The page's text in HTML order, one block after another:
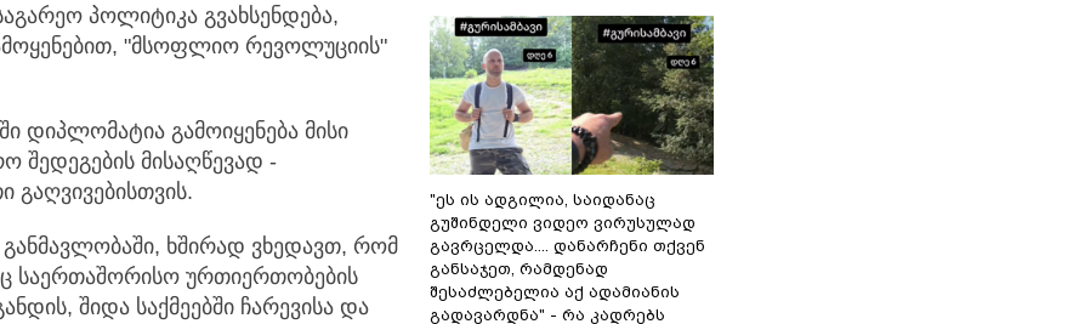
პოლიტიკა გვახსენდება,
"მსოფლიო რევოლუციის"
დიპლომატია გამოიყენება მისი
შედეგების მისაღწევად -
გაღვივებისთვის.
ხშირად ვხედავთ, რომ
საერთაშორისო ურთიერთობების
შიდა საქმეებში ჩარევისა და
"ეს ის ადგილია, საიდანაც
გუშინდელი ვიდეო ვირუსულად
გავრცელდა.... დანარჩენი თქვენ
განსაჯეთ, რამდენად
შესაძლებელია აქ ადამიანის
გადავარდნა" - რა კადრებს